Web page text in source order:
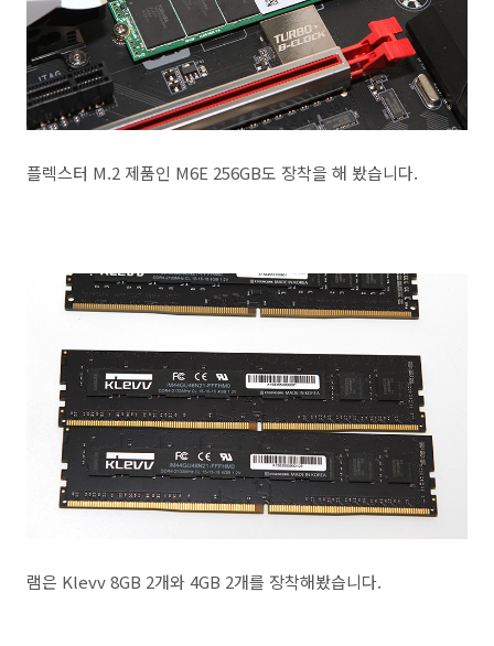
플렉스터 M.2 제품인 M6E 256GB도 장착을 해 봤습니다.
램은 Klevv 8GB 2개와 4GB 2개를 장착해봤습니다.